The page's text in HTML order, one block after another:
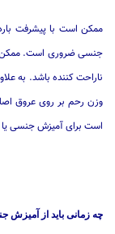
ممکن است با پیشرفت
جنسی ضروری است. ممکن
وزن رحم بر روی عروق
است برای آمیزش جنسی یا
چه زمانی باید از آمیزش